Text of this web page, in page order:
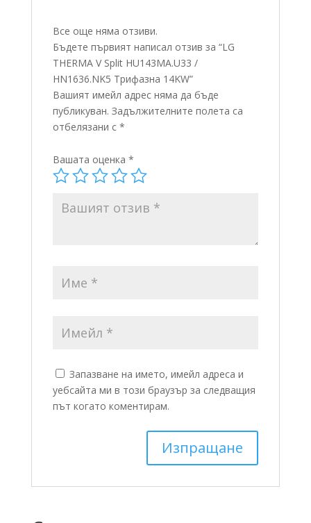
Все още няма отзиви.
Бъдете първият написал отзив за “LG
THERMA V Split HU143MA.U33 /
HN1636.NK5 Трифазна 14KW”
Вашият имейл адрес няма да бъде
публикуван. Задължителните полета са
отбелязани с *
Вашата оценка *
Запазване на името, имейл адреса и
уебсайта ми в този браузър за следващия
път когато коментирам.